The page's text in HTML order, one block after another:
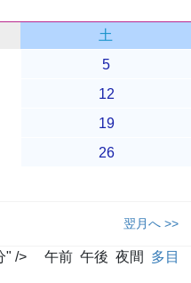
土
5
12
19
26
翌月へ >>
" /> 午前 午後 夜間
多目